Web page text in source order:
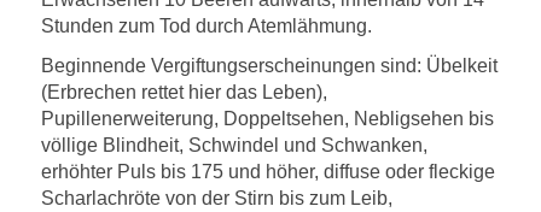
Stunden zum Tod durch Atemlähmung.
Beginnende Vergiftungserscheinungen sind: Übelkeit
(Erbrechen rettet hier das Leben),
Pupillenerweiterung, Doppeltsehen, Nebligsehen bis
völlige Blindheit, Schwindel und Schwanken,
erhöhter Puls bis 175 und höher, diffuse oder fleckige
Scharlachröte von der Stirn bis zum Leib,